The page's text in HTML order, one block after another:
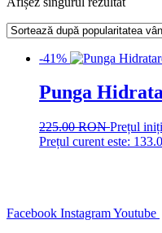
-41%
Punga
225.00RONPrețul
Prețul curent este:
Facebook InstagramYoutube